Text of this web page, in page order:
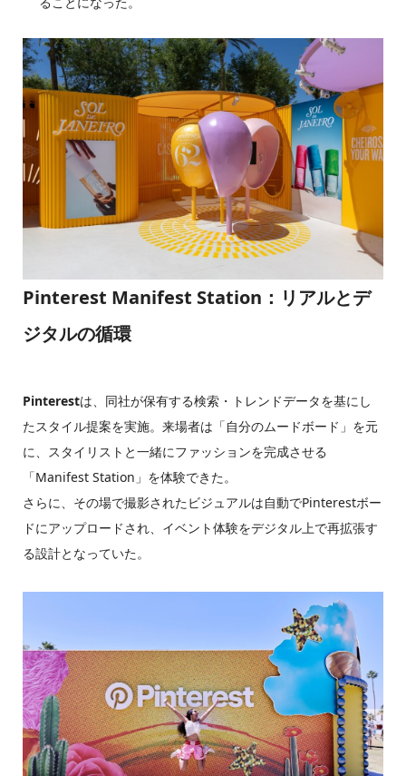
Pinterest Manifest Station：リアルとデ
ジタルの循環
Pinterestは、同社が保有する検索・トレンドデータを基にし
たスタイル提案を実施。来場者は「自分のムードボード」を元
に、スタイリストと一緒にファッションを完成させる
「Manifest Station」を体験できた。
さらに、その場で撮影されたビジュアルは自動でPinterestボー
ドにアップロードされ、イベント体験をデジタル上で再拡張す
る設計となっていた。